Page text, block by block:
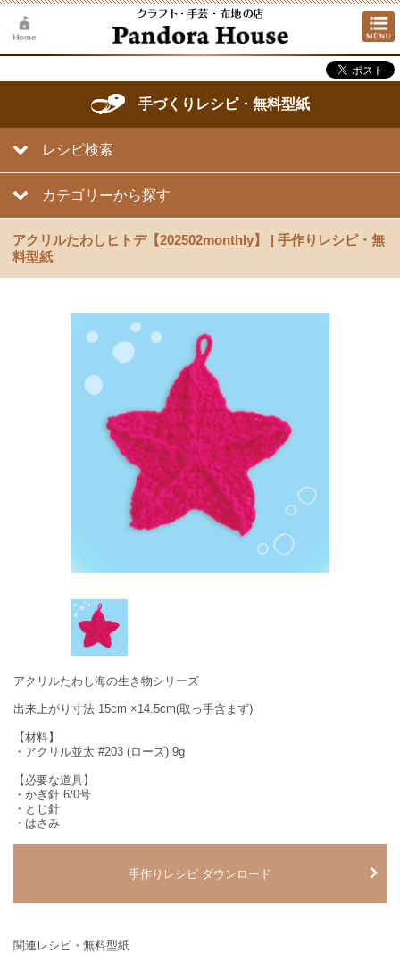
手づくりレシピ・無料型紙
レシピ検索
カテゴリーから探す
アクリルたわしヒトデ【202502monthly】 | 手作りレシピ・無
料型紙
アクリルたわし海の生き物シリーズ
出来上がり寸法 15cm ×14.5cm(取っ手含まず)
【材料】
・アクリル並太 #203 (ローズ) 9g
【必要な道具】
・かぎ針 6/0号
・とじ針
・はさみ
手作りレシピ ダウンロード
関連レシピ・無料型紙